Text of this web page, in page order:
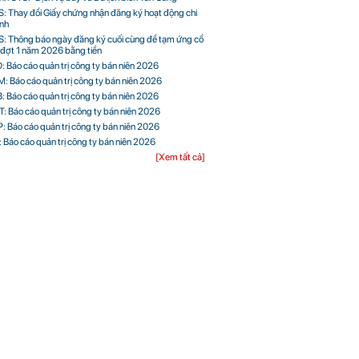
Thay đổi Giấy chứng nhận đăng ký hoạt động chi
Thông báo ngày đăng ký cuối cùng để tạm ứng cổ
1 năm 2026 bằng tiền
Báo cáo quản trị công ty bán niên 2026
Báo cáo quản trị công ty bán niên 2026
Báo cáo quản trị công ty bán niên 2026
Báo cáo quản trị công ty bán niên 2026
Báo cáo quản trị công ty bán niên 2026
Báo cáo quản trị công ty bán niên 2026
[Xem tất cả]